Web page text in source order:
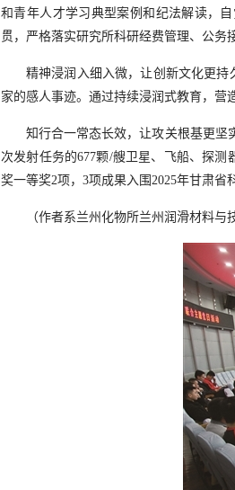
和青年人才学习典型案例和纪法解读，
贯，严格落实研究所科研经费管理、公
精神浸润入细入微，让创新文化更
家的感人事迹。通过持续浸润式教育，营
知行合一常态长效，让攻关根基更坚
次发射任务的677颗/艘卫星、飞船、探
奖一等奖2项，3项成果入围2025年甘肃省
（作者系兰州化物所兰州润滑材料与